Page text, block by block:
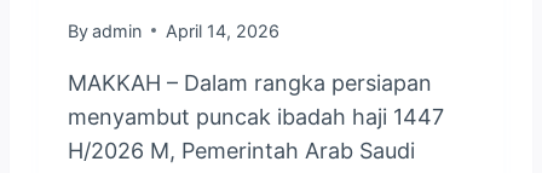
N
A
N
G
Byadmin April 14, 2026
MAKKAH – Dalam rangka persiapan
menyambut puncak ibadah haji 1447
H/2026 M, Pemerintah Arab Saudi